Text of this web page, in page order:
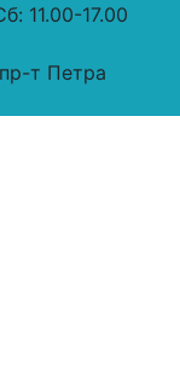
11.00-17.00
т Петра